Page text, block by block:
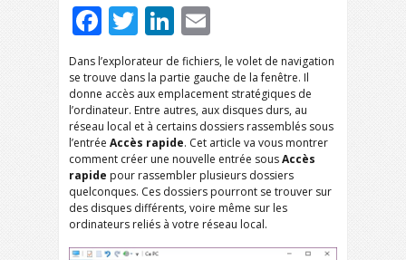
Facebook
TwitterLinkedIn
Dans l’explorateur de fichiers, le volet de navigation
se trouve dans la partie gauche de la fenêtre. Il
donne accès aux emplacement stratégiques de
l’ordinateur. Entre autres, aux disques durs, au
réseau local et à certains dossiers rassemblés sous
l’entrée Accès rapide. Cet article va vous montrer
comment créer une nouvelle entrée sousAccès
rapide pour rassembler plusieurs dossiers
quelconques. Ces dossiers pourront se trouver sur
des disques différents, voire même sur les
ordinateurs reliés à votre réseau local.